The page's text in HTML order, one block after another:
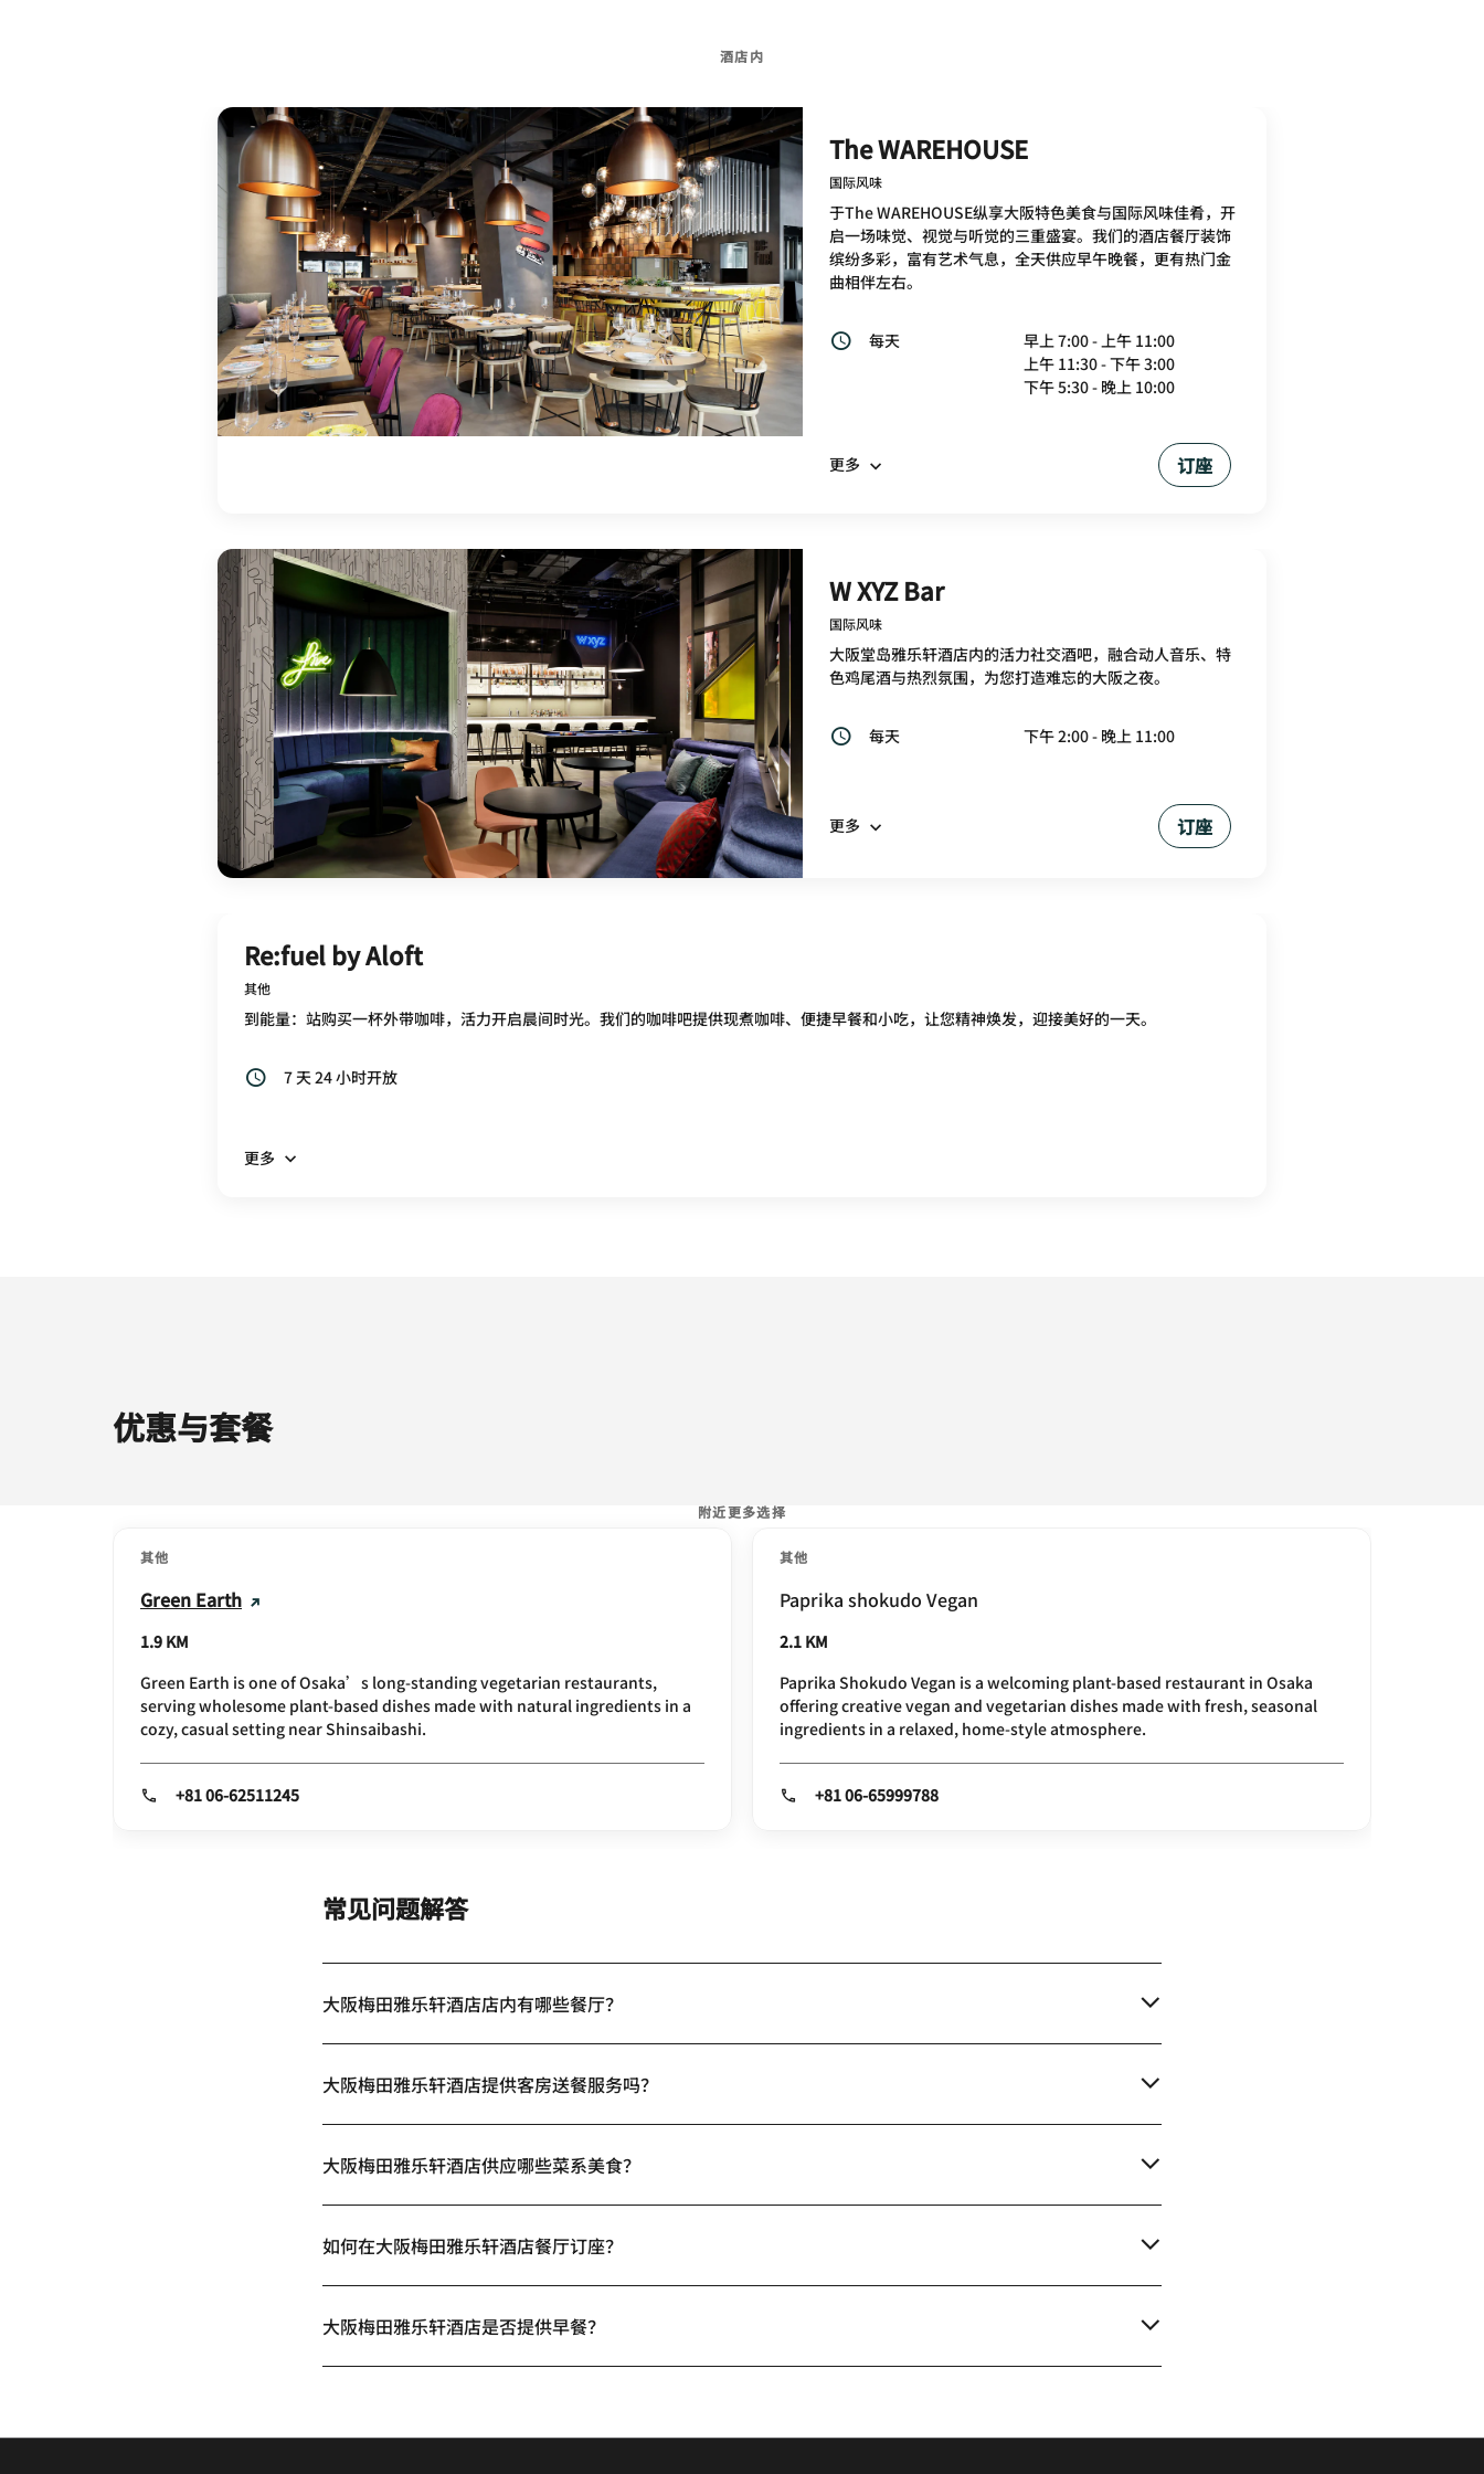
酒店内
The WAREHOUSE
国际风味
于The WAREHOUSE纵享大阪特色美食与国际风味佳肴，开
启一场味觉、视觉与听觉的三重盛宴。我们的酒店餐厅装饰
缤纷多彩，富有艺术气息，全天供应早午晚餐，更有热门金
曲相伴左右。
每天
早上 7:00 - 上午 11:00
上午 11:30 - 下午 3:00
下午 5:30 - 晚上 10:00
更多 订座
W XYZ Bar
国际风味
大阪堂岛雅乐轩酒店内的活力社交酒吧，融合动人音乐、特
色鸡尾酒与热烈氛围，为您打造难忘的大阪之夜。
每天 下午 2:00 - 晚上 11:00
更多 订座
Re:fuel by Aloft
其他
到能量：站购买一杯外带咖啡，活力开启晨间时光。我们的咖啡吧提供现煮咖啡、便捷早餐和小吃，让您精神焕发，迎接美好的一天。
7 天 24 小时开放
更多
优惠与套餐
附近更多选择
其他
Green Earth
1.9 KM
Green Earth is one of Osaka’s long-standing vegetarian restaurants,
serving wholesome plant-based dishes made with natural ingredients in a
cozy, casual setting near Shinsaibashi.
+81 06-62511245
其他
Paprika shokudo Vegan
2.1 KM
Paprika Shokudo Vegan is a welcoming plant-based restaurant in Osaka
offering creative vegan and vegetarian dishes made with fresh, seasonal
ingredients in a relaxed, home-style atmosphere.
+81 06-65999788
常见问题解答
大阪梅田雅乐轩酒店店内有哪些餐厅？
大阪梅田雅乐轩酒店提供客房送餐服务吗？
大阪梅田雅乐轩酒店供应哪些菜系美食？
如何在大阪梅田雅乐轩酒店餐厅订座？
大阪梅田雅乐轩酒店是否提供早餐？